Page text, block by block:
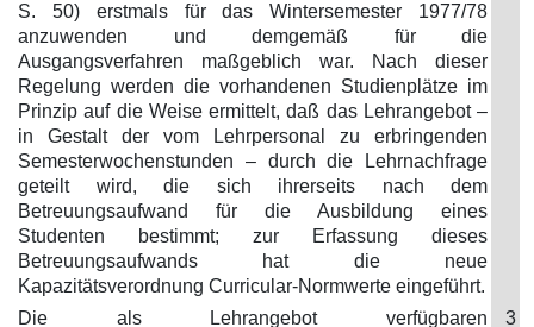
S. 50) erstmals für das Wintersemester 1977/78
anzuwenden und demgemäß für die
Ausgangsverfahren maßgeblich war. Nach dieser
Regelung werden die vorhandenen Studienplätze im
Prinzip auf die Weise ermittelt, daß das Lehrangebot –
in Gestalt der vom Lehrpersonal zu erbringenden
Semesterwochenstunden – durch die Lehrnachfrage
geteilt wird, die sich ihrerseits nach dem
Betreuungsaufwand für die Ausbildung eines
Studenten bestimmt; zur Erfassung dieses
Betreuungsaufwands hat die neue
Kapazitätsverordnung Curricular-Normwerte eingeführt.
Die als Lehrangebot verfügbaren 3